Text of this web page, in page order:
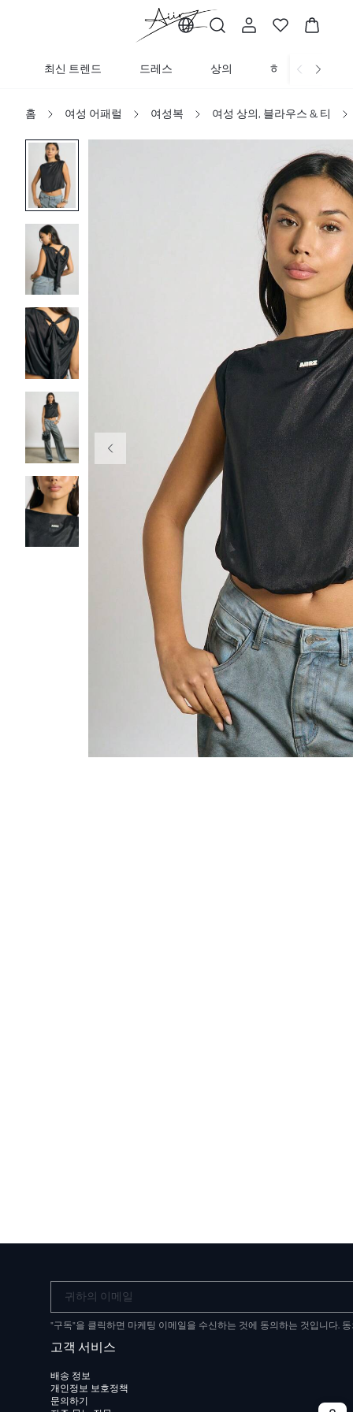
최신 트렌드 드레스 상의 하의
홈 여성 어패럴 여성복 여성 상의, 블라우스 & 티
귀하의 이메일
"구독"을 클릭하면 마케팅 이메일을 수신하는 것에 동의하는 것입니다.
고객 서비스
배송 정보
개인정보 보호정책
문의하기